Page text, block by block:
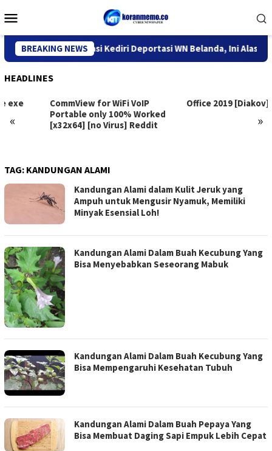
to
Menu
BREAKING NEWS
Kantor Imigrasi Kediri Deportasi WN Belanda, Ini Alasannya
HEADLINES
« »
CommView for WiFi VoIP
Portable only 100% Worked
[x32x64] [no Virus] Reddit
Office 2019 [Diakov]
TAG: KANDUNGAN ALAMI
Kandungan Alami dalam Kulit Jeruk yang
Ampuh untuk Mengusir Nyamuk, Memiliki
Minyak Esensial Loh!
Kandungan Alami Dalam Buah Kecubung Yang
Bisa Menyebabkan Seseorang Mabuk
Kandungan Alami Dalam Buah Kecubung Yang
Bisa Mempengaruhi Kesehatan Tubuh
Kandungan Alami Dalam Buah Pepaya Yang
Bisa Membuat Daging Sapi Empuk Lebih Cepat